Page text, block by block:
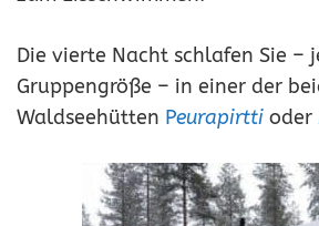
Die vierte Nacht schlafen Sie –
Gruppengröße – in einer der
Waldseehütten Peurapirtti oder